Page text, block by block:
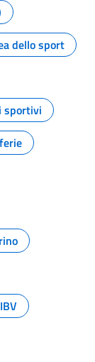
dello sport
sportivi